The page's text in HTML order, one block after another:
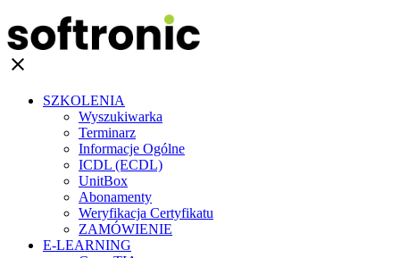
clear
SZKOLENIA
Wyszukiwarka
Terminarz
Informacje Ogólne
ICDL (ECDL)
UnitBox
Abonamenty
Weryfikacja Certyfikatu
ZAMÓWIENIE
E-LEARNING